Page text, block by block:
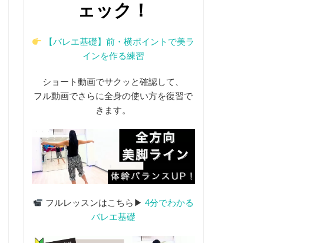
ェック！
【バレエ基礎】前・横ポイントで美ラ
インを作る練習
ショート動画でサクッと確認して、
フル動画でさらに全身の使い方を復習で
きます。
フルレッスンはこちら▶ 4分でわかる
バレエ基礎